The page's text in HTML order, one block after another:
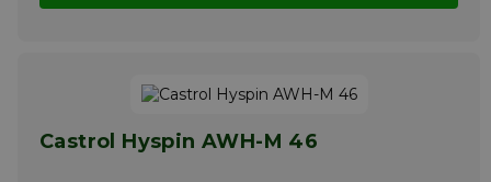
Cincinnati Lamb (Milacron) P 68-69-70
Denison (Parker Hannafin) HF-0
Castrol Hyspin AWH-M 46